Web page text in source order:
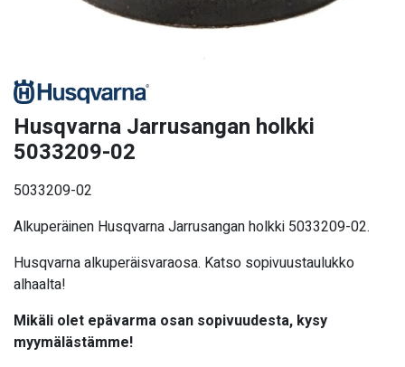
Husqvarna Jarrusangan holkki
5033209-02
5033209-02
Alkuperäinen Husqvarna Jarrusangan holkki 5033209-02.
Husqvarna alkuperäisvaraosa. Katso sopivuustaulukko
alhaalta!
Mikäli olet epävarma osan sopivuudesta, kysy
myymälästämme!